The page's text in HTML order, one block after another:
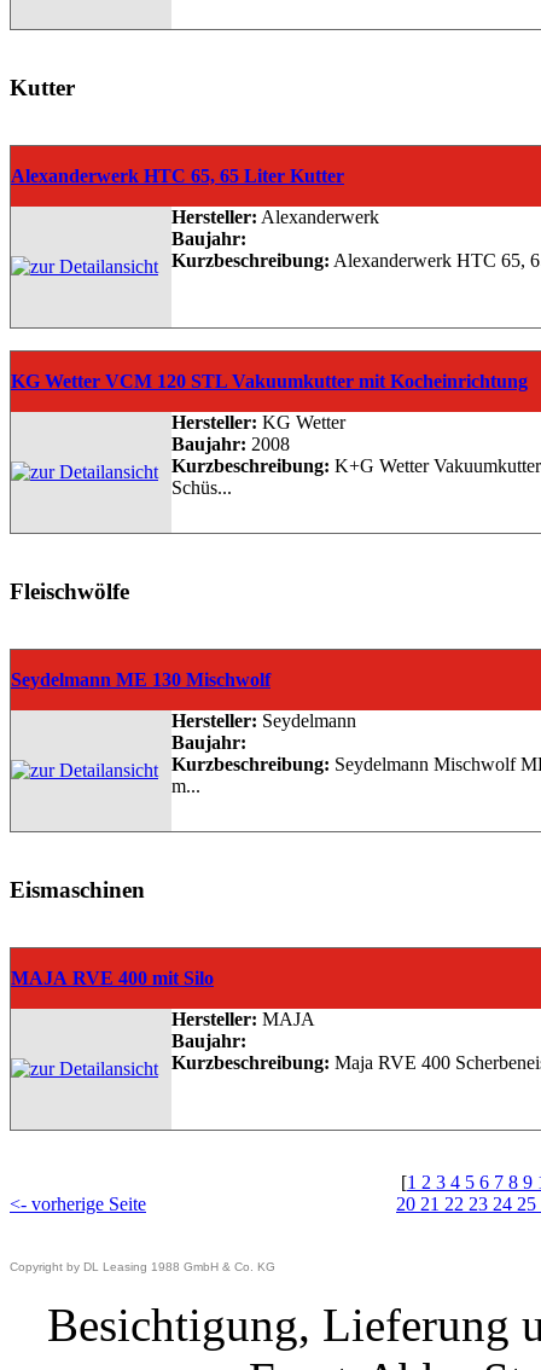
Kutter
Alexanderwerk HTC 65, 65 Liter Kutter
Hersteller: Alexanderwerk
Baujahr:
Kurzbeschreibung: Alexanderwerk HTC 65,
KG Wetter VCM 120 STL Vakuumkutter mit Kocheinrichtung
Hersteller: KG Wetter
Baujahr: 2008
Kurzbeschreibung: K+G Wetter
Schüs...
Fleischwölfe
Seydelmann ME 130 Mischwolf
Hersteller: Seydelmann
Baujahr:
Kurzbeschreibung: Seydelmann Mischwolf
m...
Eismaschinen
MAJA RVE 400 mit Silo
Hersteller: MAJA
Baujahr:
Kurzbeschreibung: Maja RVE 400
<- vorherige Seite
[1 2 3 4 5 6 7 8 9
20 21 22 23 24 25
Copyright by DL Leasing 1988 GmbH & Co. KG
Besichtigung, Lieferung